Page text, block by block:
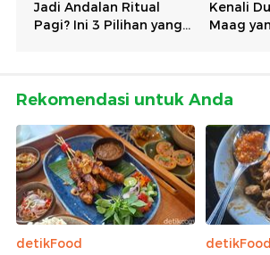
Rekomendasi untuk Anda
detikFood
detikFood